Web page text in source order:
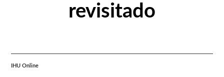
revisitado
IHU Online